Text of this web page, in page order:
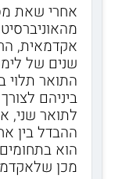
אחרי שאת
שנים של
התואר תלוי
ביניהם
לתואר שני,
ההבדל בין
הוא
מכן